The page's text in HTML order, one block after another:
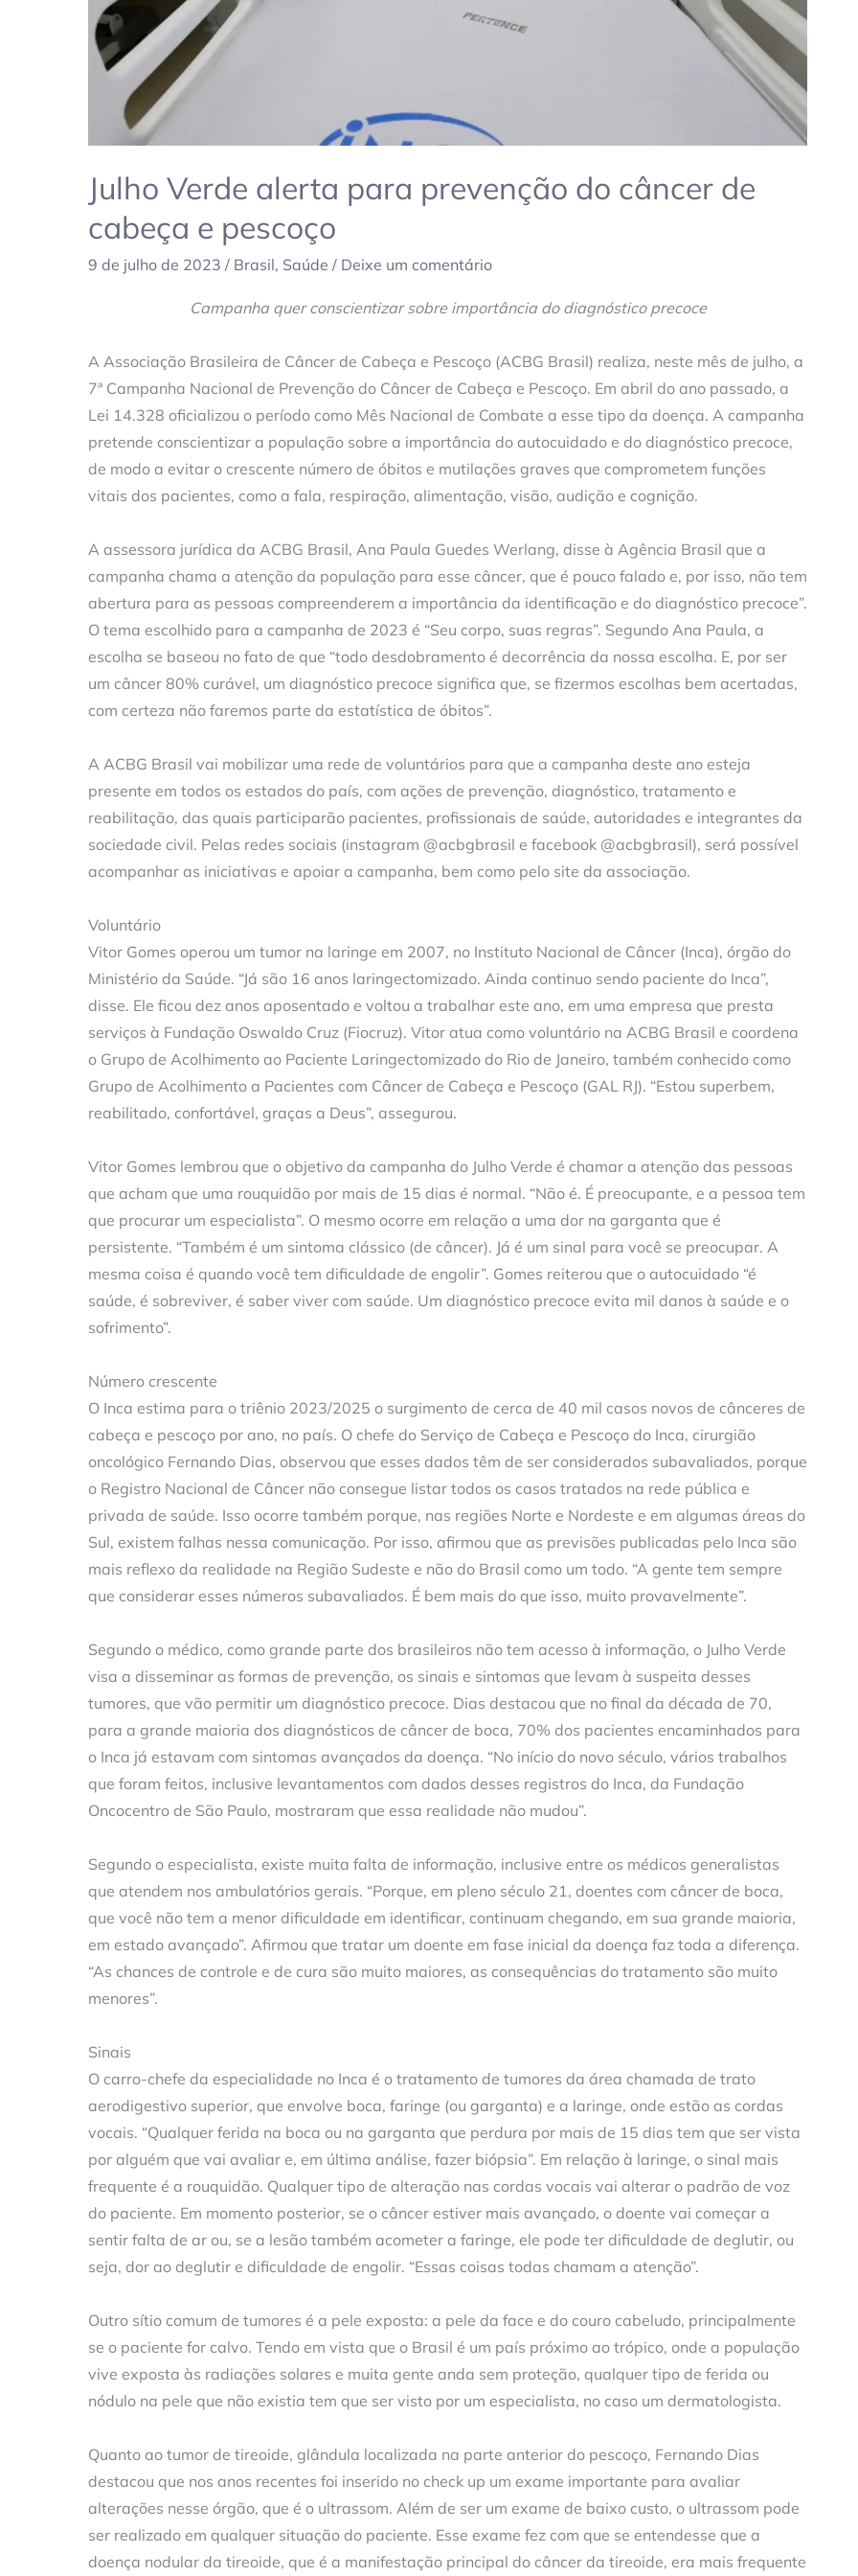
Julho Verde alerta para prevenção do câncer de
cabeça e pescoço
9 de julho de 2023 / Brasil, Saúde / Deixe um comentário
Campanha quer conscientizar sobre importância do diagnóstico precoce
A Associação Brasileira de Câncer de Cabeça e Pescoço (ACBG Brasil) realiza, neste mês de julho, a
7ª Campanha Nacional de Prevenção do Câncer de Cabeça e Pescoço. Em abril do ano passado, a
Lei 14.328 oficializou o período como Mês Nacional de Combate a esse tipo da doença. A campanha
pretende conscientizar a população sobre a importância do autocuidado e do diagnóstico precoce,
de modo a evitar o crescente número de óbitos e mutilações graves que comprometem funções
vitais dos pacientes, como a fala, respiração, alimentação, visão, audição e cognição.
A assessora jurídica da ACBG Brasil, Ana Paula Guedes Werlang, disse à Agência Brasil que a
campanha chama a atenção da população para esse câncer, que é pouco falado e, por isso, não tem
abertura para as pessoas compreenderem a importância da identificação e do diagnóstico precoce”.
O tema escolhido para a campanha de 2023 é “Seu corpo, suas regras”. Segundo Ana Paula, a
escolha se baseou no fato de que “todo desdobramento é decorrência da nossa escolha. E, por ser
um câncer 80% curável, um diagnóstico precoce significa que, se fizermos escolhas bem acertadas,
com certeza não faremos parte da estatística de óbitos”.
A ACBG Brasil vai mobilizar uma rede de voluntários para que a campanha deste ano esteja
presente em todos os estados do país, com ações de prevenção, diagnóstico, tratamento e
reabilitação, das quais participarão pacientes, profissionais de saúde, autoridades e integrantes da
sociedade civil. Pelas redes sociais (instagram @acbgbrasil e facebook @acbgbrasil), será possível
acompanhar as iniciativas e apoiar a campanha, bem como pelo site da associação.
Voluntário
Vitor Gomes operou um tumor na laringe em 2007, no Instituto Nacional de Câncer (Inca), órgão do
Ministério da Saúde. “Já são 16 anos laringectomizado. Ainda continuo sendo paciente do Inca”,
disse. Ele ficou dez anos aposentado e voltou a trabalhar este ano, em uma empresa que presta
serviços à Fundação Oswaldo Cruz (Fiocruz). Vitor atua como voluntário na ACBG Brasil e coordena
o Grupo de Acolhimento ao Paciente Laringectomizado do Rio de Janeiro, também conhecido como
Grupo de Acolhimento a Pacientes com Câncer de Cabeça e Pescoço (GAL RJ). “Estou superbem,
reabilitado, confortável, graças a Deus”, assegurou.
Vitor Gomes lembrou que o objetivo da campanha do Julho Verde é chamar a atenção das pessoas
que acham que uma rouquidão por mais de 15 dias é normal. “Não é. É preocupante, e a pessoa tem
que procurar um especialista”. O mesmo ocorre em relação a uma dor na garganta que é
persistente. “Também é um sintoma clássico (de câncer). Já é um sinal para você se preocupar. A
mesma coisa é quando você tem dificuldade de engolir”. Gomes reiterou que o autocuidado “é
saúde, é sobreviver, é saber viver com saúde. Um diagnóstico precoce evita mil danos à saúde e o
sofrimento”.
Número crescente
O Inca estima para o triênio 2023/2025 o surgimento de cerca de 40 mil casos novos de cânceres de
cabeça e pescoço por ano, no país. O chefe do Serviço de Cabeça e Pescoço do Inca, cirurgião
oncológico Fernando Dias, observou que esses dados têm de ser considerados subavaliados, porque
o Registro Nacional de Câncer não consegue listar todos os casos tratados na rede pública e
privada de saúde. Isso ocorre também porque, nas regiões Norte e Nordeste e em algumas áreas do
Sul, existem falhas nessa comunicação. Por isso, afirmou que as previsões publicadas pelo Inca são
mais reflexo da realidade na Região Sudeste e não do Brasil como um todo. “A gente tem sempre
que considerar esses números subavaliados. É bem mais do que isso, muito provavelmente”.
Segundo o médico, como grande parte dos brasileiros não tem acesso à informação, o Julho Verde
visa a disseminar as formas de prevenção, os sinais e sintomas que levam à suspeita desses
tumores, que vão permitir um diagnóstico precoce. Dias destacou que no final da década de 70,
para a grande maioria dos diagnósticos de câncer de boca, 70% dos pacientes encaminhados para
o Inca já estavam com sintomas avançados da doença. “No início do novo século, vários trabalhos
que foram feitos, inclusive levantamentos com dados desses registros do Inca, da Fundação
Oncocentro de São Paulo, mostraram que essa realidade não mudou”.
Segundo o especialista, existe muita falta de informação, inclusive entre os médicos generalistas
que atendem nos ambulatórios gerais. “Porque, em pleno século 21, doentes com câncer de boca,
que você não tem a menor dificuldade em identificar, continuam chegando, em sua grande maioria,
em estado avançado”. Afirmou que tratar um doente em fase inicial da doença faz toda a diferença.
“As chances de controle e de cura são muito maiores, as consequências do tratamento são muito
menores”.
Sinais
O carro-chefe da especialidade no Inca é o tratamento de tumores da área chamada de trato
aerodigestivo superior, que envolve boca, faringe (ou garganta) e a laringe, onde estão as cordas
vocais. “Qualquer ferida na boca ou na garganta que perdura por mais de 15 dias tem que ser vista
por alguém que vai avaliar e, em última análise, fazer biópsia”. Em relação à laringe, o sinal mais
frequente é a rouquidão. Qualquer tipo de alteração nas cordas vocais vai alterar o padrão de voz
do paciente. Em momento posterior, se o câncer estiver mais avançado, o doente vai começar a
sentir falta de ar ou, se a lesão também acometer a faringe, ele pode ter dificuldade de deglutir, ou
seja, dor ao deglutir e dificuldade de engolir. “Essas coisas todas chamam a atenção”.
Outro sítio comum de tumores é a pele exposta: a pele da face e do couro cabeludo, principalmente
se o paciente for calvo. Tendo em vista que o Brasil é um país próximo ao trópico, onde a população
vive exposta às radiações solares e muita gente anda sem proteção, qualquer tipo de ferida ou
nódulo na pele que não existia tem que ser visto por um especialista, no caso um dermatologista.
Quanto ao tumor de tireoide, glândula localizada na parte anterior do pescoço, Fernando Dias
destacou que nos anos recentes foi inserido no check up um exame importante para avaliar
alterações nesse órgão, que é o ultrassom. Além de ser um exame de baixo custo, o ultrassom pode
ser realizado em qualquer situação do paciente. Esse exame fez com que se entendesse que a
doença nodular da tireoide, que é a manifestação principal do câncer da tireoide, era mais frequente